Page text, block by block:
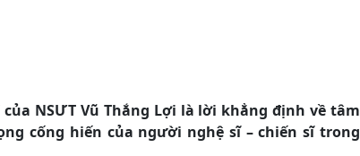
NSƯT Vũ Thắng Lợi là lời khẳng định về tâm
cống hiến của người nghệ sĩ – chiến sĩ trong